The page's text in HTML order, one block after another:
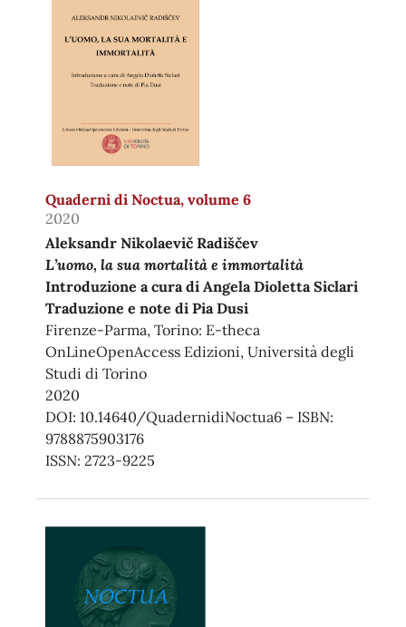
Quaderni di Noctua, volume 6
2020
Aleksandr Nikolaevič Radiščev
L’uomo, la sua mortalità e immortalità
Introduzione a cura di Angela Dioletta Siclari
Traduzione e note di Pia Dusi
Firenze-Parma, Torino: E-theca
OnLineOpenAccess Edizioni, Università degli
Studi di Torino
2020
DOI: 10.14640/QuadernidiNoctua6 – ISBN:
9788875903176
ISSN: 2723-9225